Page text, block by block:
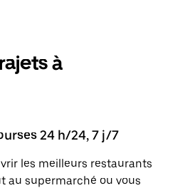
à
24 h/24, 7 j/7
les meilleurs restaurants
au supermarché ou vous